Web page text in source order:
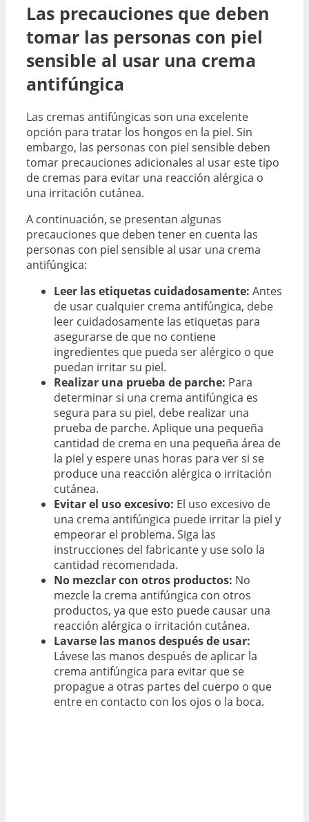
Las precauciones que deben
tomar las personas con piel
sensible al usar una crema
antifúngica
Las cremas antifúngicas son una excelente
opción para tratar los hongos en la piel. Sin
embargo, las personas con piel sensible deben
tomar precauciones adicionales al usar este tipo
de cremas para evitar una reacción alérgica o
una irritación cutánea.
A continuación, se presentan algunas
precauciones que deben tener en cuenta las
personas con piel sensible al usar una crema
antifúngica:
Leer las etiquetas cuidadosamente: Antes
de usar cualquier crema antifúngica, debe
leer cuidadosamente las etiquetas para
asegurarse de que no contiene
ingredientes que pueda ser alérgico o que
puedan irritar su piel.
Realizar una prueba de parche: Para
determinar si una crema antifúngica es
segura para su piel, debe realizar una
prueba de parche. Aplique una pequeña
cantidad de crema en una pequeña área de
la piel y espere unas horas para ver si se
produce una reacción alérgica o irritación
cutánea.
Evitar el uso excesivo: El uso excesivo de
una crema antifúngica puede irritar la piel y
empeorar el problema. Siga las
instrucciones del fabricante y use solo la
cantidad recomendada.
No mezclar con otros productos: No
mezcle la crema antifúngica con otros
productos, ya que esto puede causar una
reacción alérgica o irritación cutánea.
Lavarse las manos después de usar:
Lávese las manos después de aplicar la
crema antifúngica para evitar que se
propague a otras partes del cuerpo o que
entre en contacto con los ojos o la boca.